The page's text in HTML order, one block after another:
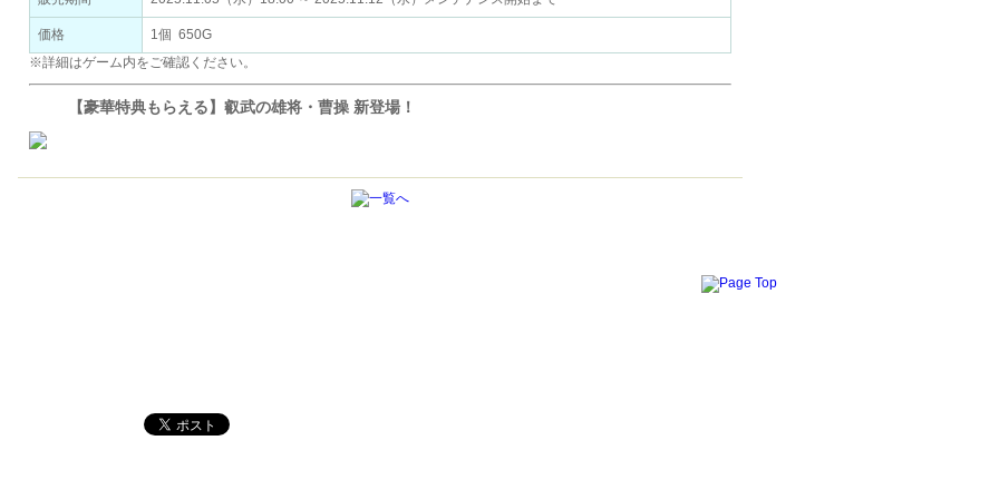
価格
1個 650G
※詳細はゲーム内をご確認ください。
【豪華特典もらえる】叡武の雄将・曹操 新登場！